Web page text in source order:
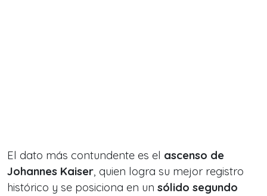
El dato más contundente es el ascenso de
Johannes Kaiser, quien logra su mejor registro
histórico y se posiciona en un sólido segundo